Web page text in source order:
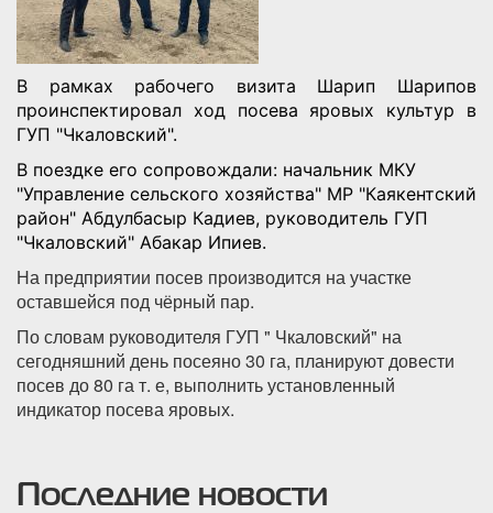
В рамках рабочего визита Шарип Шарипов
проинспектировал ход посева яровых культур в
ГУП "Чкаловский".
В поездке его сопровождали: начальник МКУ
"Управление сельского хозяйства" МР "Каякентский
район" Абдулбасыр Кадиев, руководитель ГУП
"Чкаловский" Абакар Ипиев.
На предприятии посев производится на участке
оставшейся под чёрный пар.
По словам руководителя ГУП " Чкаловский" на
сегодняшний день посеяно 30 га, планируют довести
посев до 80 га т. е, выполнить установленный
индикатор посева яровых.
Последние новости